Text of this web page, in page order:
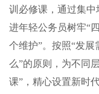
训必修课，通过集
进年轻公务员树牢“
个维护”。按照“发
么”的原则，为不同
课”，精心设置新时